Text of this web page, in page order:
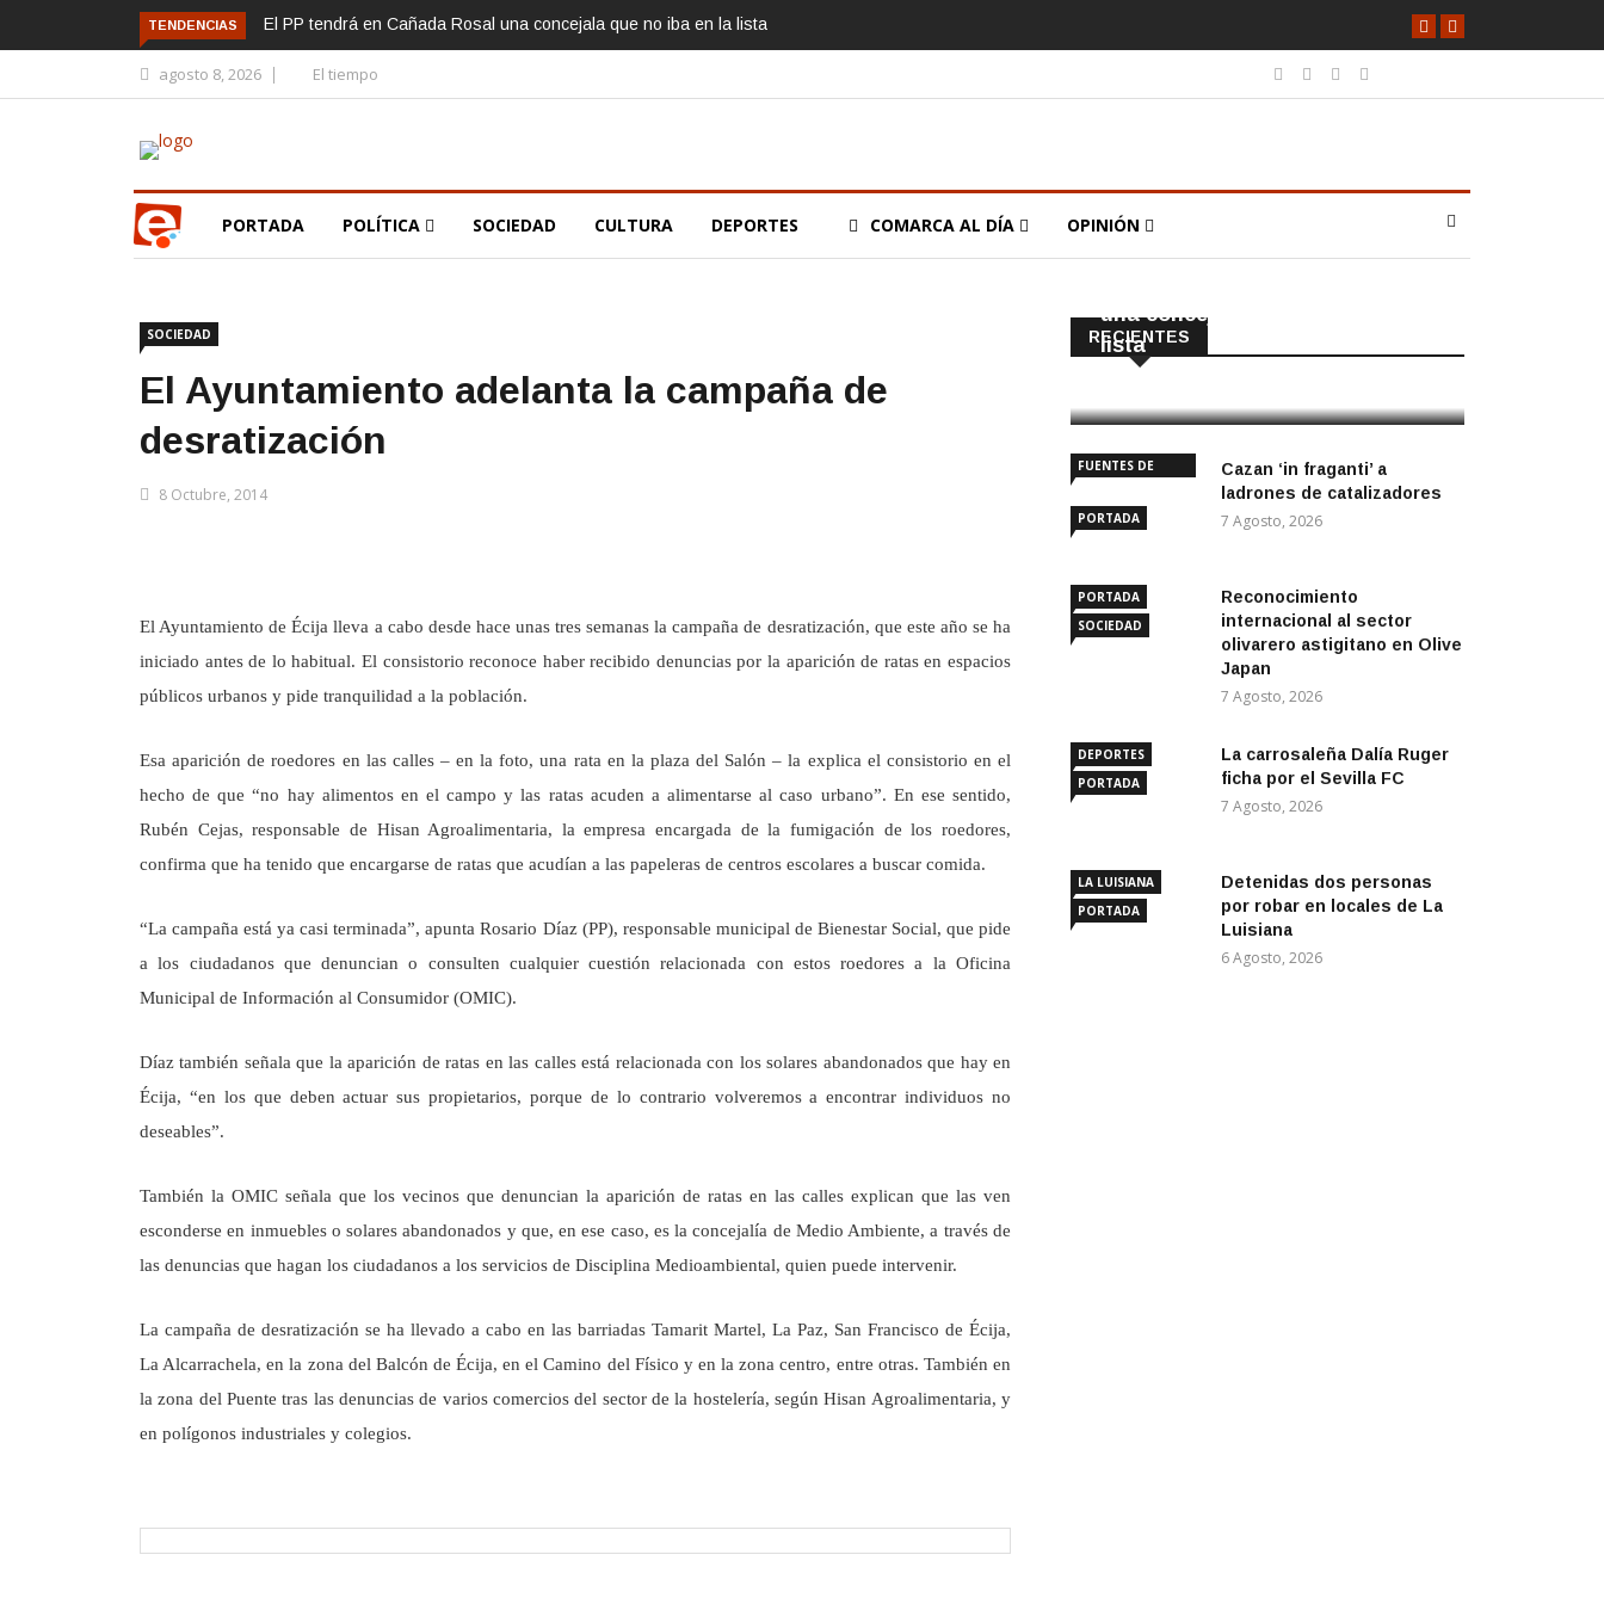
TENDENCIAS El PP tendrá en Cañada Rosal una concejala que no iba en la lista
agosto 8, 2026 El tiempo
PORTADA POLÍTICA SOCIEDAD CULTURA DEPORTES COMARCA AL DÍA OPINIÓN
SOCIEDAD
El Ayuntamiento adelanta la campaña de
desratización
8 Octubre, 2014
El Ayuntamiento de Écija lleva a cabo desde hace unas tres semanas la campaña de desratización, que este año se ha
iniciado antes de lo habitual. El consistorio reconoce haber recibido denuncias por la aparición de ratas en espacios
públicos urbanos y pide tranquilidad a la población.
Esa aparición de roedores en las calles – en la foto, una rata en la plaza del Salón – la explica el consistorio en el
hecho de que “no hay alimentos en el campo y las ratas acuden a alimentarse al caso urbano”. En ese sentido,
Rubén Cejas, responsable de Hisan Agroalimentaria, la empresa encargada de la fumigación de los roedores,
confirma que ha tenido que encargarse de ratas que acudían a las papeleras de centros escolares a buscar comida.
“La campaña está ya casi terminada”, apunta Rosario Díaz (PP), responsable municipal de Bienestar Social, que pide
a los ciudadanos que denuncian o consulten cualquier cuestión relacionada con estos roedores a la Oficina
Municipal de Información al Consumidor (OMIC).
Díaz también señala que la aparición de ratas en las calles está relacionada con los solares abandonados que hay en
Écija, “en los que deben actuar sus propietarios, porque de lo contrario volveremos a encontrar individuos no
deseables”.
También la OMIC señala que los vecinos que denuncian la aparición de ratas en las calles explican que las ven
esconderse en inmuebles o solares abandonados y que, en ese caso, es la concejalía de Medio Ambiente, a través de
las denuncias que hagan los ciudadanos a los servicios de Disciplina Medioambiental, quien puede intervenir.
La campaña de desratización se ha llevado a cabo en las barriadas Tamarit Martel, La Paz, San Francisco de Écija,
La Alcarrachela, en la zona del Balcón de Écija, en el Camino del Físico y en la zona centro, entre otras. También en
la zona del Puente tras las denuncias de varios comercios del sector de la hostelería, según Hisan Agroalimentaria, y
en polígonos industriales y colegios.
RECIENTES
CAÑADA ROSAL
una concejala que no iba en la
lista
FUENTES DE
PORTADA
Cazan ‘in fraganti’ a
ladrones de catalizadores
7 Agosto, 2026
PORTADA
SOCIEDAD
Reconocimiento
internacional al sector
olivarero astigitano en Olive
Japan
7 Agosto, 2026
DEPORTES
PORTADA
La carrosaleña Dalía Ruger
ficha por el Sevilla FC
7 Agosto, 2026
LA LUISIANA
PORTADA
Detenidas dos personas
por robar en locales de La
Luisiana
6 Agosto, 2026